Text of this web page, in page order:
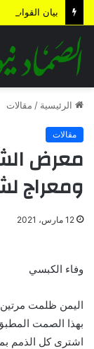
الرئيسية / مقالات
مقالات
معرض
ومعراج
12 مارس، 2021
وفاء الكبسي
اليمن ظلمت مرتين
بهذا الصمت
اشترى كل الذمم